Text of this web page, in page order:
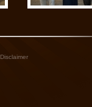
Disclaimer